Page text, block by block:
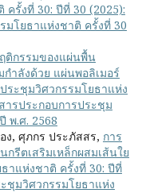
รั้งที่ 30: ปีที่ 30 (2025):
มโยธาแห่งชาติ ครั้งที่ 30
ติกรรมของแผ่นพื้น
กำลังด้วย แผ่นพอลิเมอร์
ระชุมวิศวกรรมโยธาแห่ง
ารประกอบการประชุม
พ.ศ. 2568
, ศุภกร ประภัสสร, การ
รีตเสริมเหล็กผสมเส้นใย
าแห่งชาติ ครั้งที่ 30: ปีที่
ชุมวิศวกรรมโยธาแห่ง